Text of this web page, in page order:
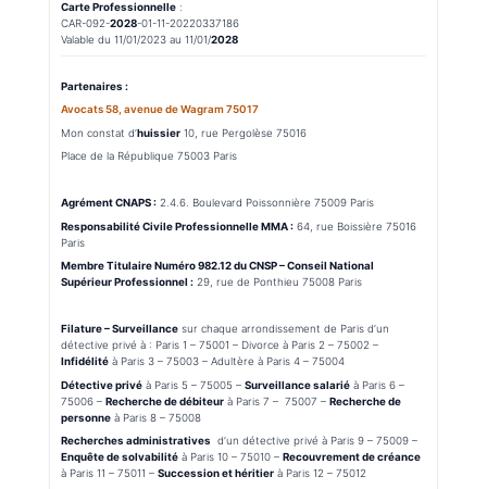
Carte Professionnelle :
CAR-092-2028-01-11-20220337186
Valable du 11/01/2023 au 11/01/2028
Partenaires :
Avocats 58, avenue de Wagram 75017
Mon constat d’huissier 10, rue Pergolèse 75016
Place de la République 75003 Paris
Agrément CNAPS : 2.4.6. Boulevard Poissonnière 75009 Paris
Responsabilité Civile Professionnelle MMA : 64, rue Boissière 75016
Paris
Membre Titulaire Numéro 982.12 du CNSP – Conseil National
Supérieur Professionnel : 29, rue de Ponthieu 75008 Paris
Filature – Surveillance sur chaque arrondissement de Paris d’un
détective privé à : Paris 1 – 75001 – Divorce à Paris 2 – 75002 –
Infidélité à Paris 3 – 75003 – Adultère à Paris 4 – 75004
Détective privé à Paris 5 – 75005 – Surveillance salarié à Paris 6 –
75006 – Recherche de débiteur à Paris 7 – 75007 – Recherche de
personne à Paris 8 – 75008
Recherches administratives d’un détective privé à Paris 9 – 75009 –
Enquête de solvabilité à Paris 10 – 75010 – Recouvrement de créance
à Paris 11 – 75011 – Succession et héritier à Paris 12 – 75012